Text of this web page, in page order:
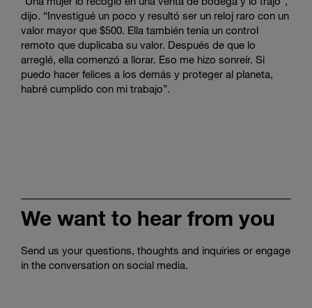
dijo. “Investigué un poco y resultó ser un reloj raro con un
valor mayor que $500. Ella también tenía un control
remoto que duplicaba su valor. Después de que lo
arreglé, ella comenzó a llorar. Eso me hizo sonreír. Si
puedo hacer felices a los demás y proteger al planeta,
habré cumplido con mi trabajo”.
We want to hear from you
Send us your questions, thoughts and inquiries or engage
in the conversation on social media.